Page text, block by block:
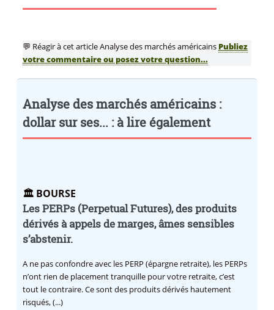
💬 Réagir à cet article Analyse des marchés américains Publiez
votre commentaire ou posez votre question...
Analyse des marchés américains :
dollar sur ses... : à lire également
🏛️ BOURSE
Les PERPs (Perpetual Futures), des produits
dérivés à appels de marges, âmes sensibles
s’abstenir.
A ne pas confondre avec les PERP (épargne retraite), les PERPs
n’ont rien de placement tranquille pour votre retraite, c’est
tout le contraire. Ce sont des produits dérivés hautement
risqués, (...)